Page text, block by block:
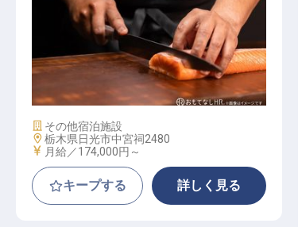
調理スタッフ
施設業態
その他宿泊施設
勤務地
栃木県日光市中宮祠2480
給与
月給／174,000円～
キープする 詳しく見る